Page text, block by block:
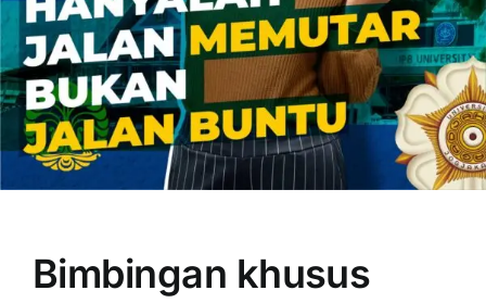
OUR PROGRAM
REGISTRATION
CONTACT US
Bimbingan khusus